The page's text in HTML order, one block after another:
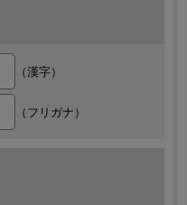
（漢字）
（フリガナ）